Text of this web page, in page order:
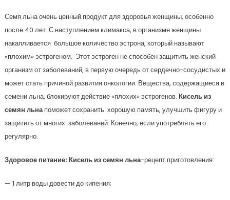
Семя льна очень ценный продукт для здоровья женщины, особенно
после 40 лет. С наступлением климакса, в организме женщины
накапливается большое количество эстрона, который называют
«плохим» эстрогеном. Этот эстроген не способен защитить женский
организм от заболеваний, в первую очередь от сердечно-сосудистых и
может стать причиной развития онкологии. Вещества, содержащиеся в
семени льна, блокируют действие «плохих» эстрогенов. Кисель из
семян льнапоможет сохранить хорошую память, улучшить фигуру и
защитить от многих заболеваний. Конечно, если употреблять его
регулярно.
Здоровое питание: Кисель из семян льна-рецепт приготовления:
— 1 литр воды довести до кипения;